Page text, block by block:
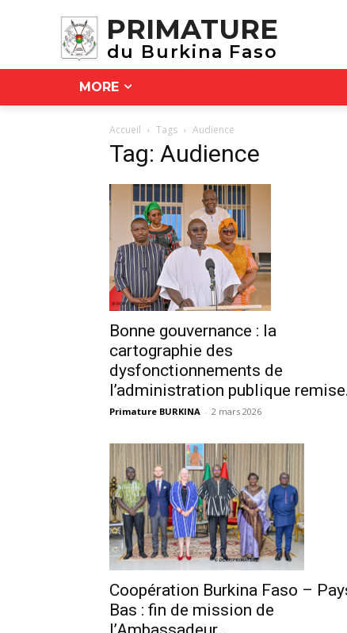
PRIMATURE
du Burkina Faso
MORE
Accueil Tags Audience
Tag: Audience
Bonne gouvernance : la
cartographie des
dysfonctionnements de
l’administration publique
Primature BURKINA - 2 mars 2026
Coopération Burkina Faso –
Bas : fin de mission de